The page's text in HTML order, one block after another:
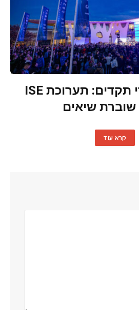
הישגים חסרי תקדים: תערוכת ISE
קרא עוד